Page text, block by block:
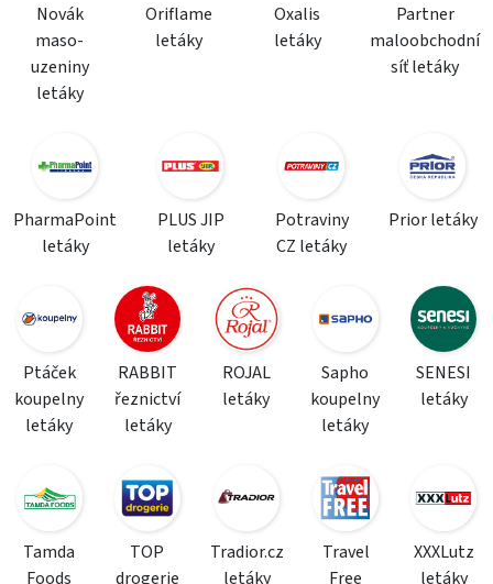
Novák
maso-
uzeniny
letáky
Oriflame
letáky
Oxalis
letáky
Partner
maloobchodní
síť letáky
PharmaPoint
letáky
PLUS JIP
letáky
Potraviny
CZ letáky
Prior letáky
Ptáček
koupelny
letáky
RABBIT
řeznictví
letáky
ROJAL
letáky
Sapho
koupelny
letáky
SENESI
letáky
Tamda
Foods
TOP
drogerie
Tradior.cz
letáky
Travel
Free
XXXLutz
letáky